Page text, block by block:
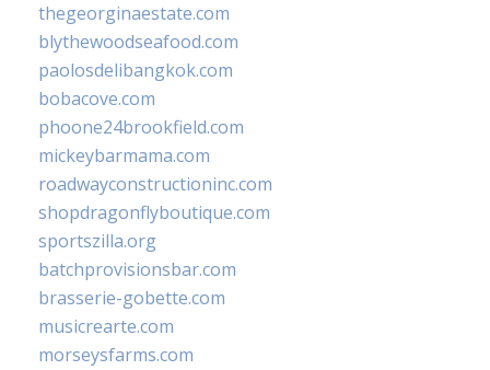
thegeorginaestate.com
blythewoodseafood.com
paolosdelibangkok.com
bobacove.com
phoone24brookfield.com
mickeybarmama.com
roadwayconstructioninc.com
shopdragonflyboutique.com
sportszilla.org
batchprovisionsbar.com
brasserie-gobette.com
musicrearte.com
morseysfarms.com